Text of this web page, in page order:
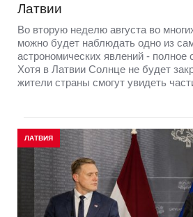
Латвии
Во вторую неделю августа во
можно будет наблюдать одно из
астрономических явлений - полное
Хотя в Латвии Солнце не будет
жители страны смогут увидеть
ЛАТВИЯ